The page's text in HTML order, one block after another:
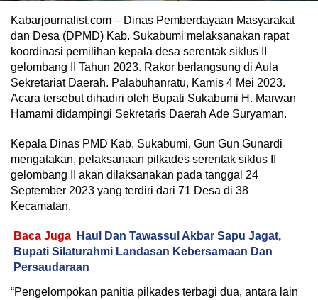
Kabarjournalist.com – Dinas Pemberdayaan Masyarakat
dan Desa (DPMD) Kab. Sukabumi melaksanakan rapat
koordinasi pemilihan kepala desa serentak siklus II
gelombang II Tahun 2023. Rakor berlangsung di Aula
Sekretariat Daerah. Palabuhanratu, Kamis 4 Mei 2023.
Acara tersebut dihadiri oleh Bupati Sukabumi H. Marwan
Hamami didampingi Sekretaris Daerah Ade Suryaman.
Kepala Dinas PMD Kab. Sukabumi, Gun Gun Gunardi
mengatakan, pelaksanaan pilkades serentak siklus II
gelombang II akan dilaksanakan pada tanggal 24
September 2023 yang terdiri dari 71 Desa di 38
Kecamatan.
Baca Juga
Haul Dan Tawassul Akbar Sapu Jagat,
Bupati Silaturahmi Landasan Kebersamaan Dan
Persaudaraan
“Pengelompokan panitia pilkades terbagi dua, antara lain